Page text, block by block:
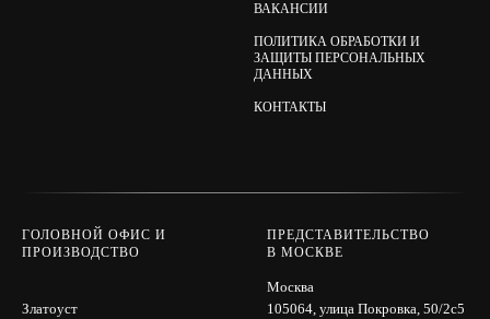
ВАКАНСИИ
ПОЛИТИКА ОБРАБОТКИ И
ЗАЩИТЫ ПЕРСОНАЛЬНЫХ
ДАННЫХ
КОНТАКТЫ
ГОЛОВНОЙ ОФИС И
ПРОИЗВОДСТВО
Златоуст
ПРЕДСТАВИТЕЛЬСТВО
В МОСКВЕ
Москва
105064, улица Покровка, 50/2с5